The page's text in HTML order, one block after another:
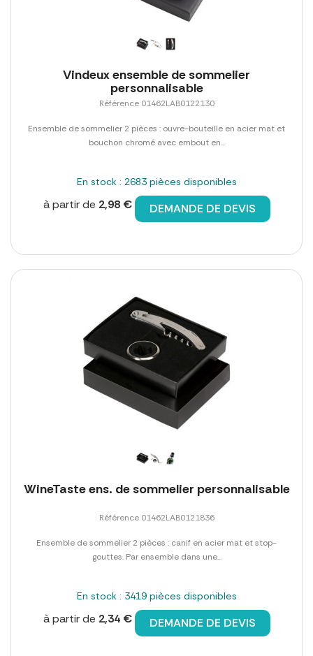
Vindeux ensemble de sommelier
personnalisable
Référence 01462LAB0122130
Ensemble de sommelier 2 pièces : ouvre-bouteille en acier mat et
bouchon chromé avec embout en...
En stock : 2683 pièces disponibles
à partir de 2,98 € DEMANDE DE DEVIS
WineTaste ens. de sommelier personnalisable
Référence 01462LAB0121836
Ensemble de sommelier 2 pièces : canif en acier mat et stop-
gouttes. Par ensemble dans une...
En stock : 3419 pièces disponibles
à partir de 2,34 € DEMANDE DE DEVIS